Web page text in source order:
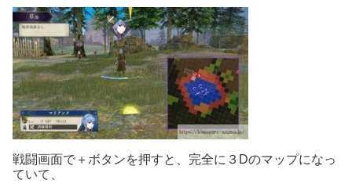
戦闘画面で＋ボタンを押すと、完全に３Dのマップになっ
ていて、